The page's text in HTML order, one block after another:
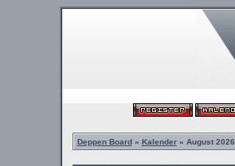
Deppen Board» Kalender» August 2026